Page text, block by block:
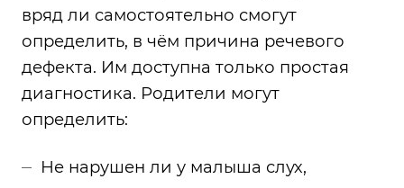
вряд ли самостоятельно смогут
определить, в чём причина речевого
дефекта. Им доступна только простая
диагностика. Родители могут
определить:
Не нарушен ли у малыша слух,